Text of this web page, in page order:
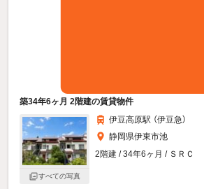
築34年6ヶ月 2階建の賃貸物件
すべての写真
伊豆高原駅 （伊豆急）
静岡県伊東市池
2階建 / 34年6ヶ月 / ＳＲＣ